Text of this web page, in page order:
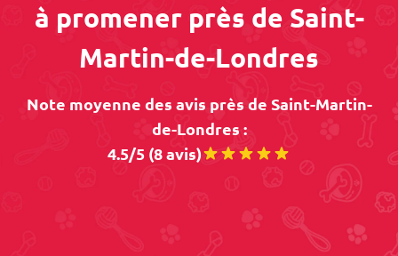
à promener près de Saint-
Martin-de-Londres
Note moyenne des avis près de Saint-Martin-
de-Londres :
4.5/5 (8 avis)